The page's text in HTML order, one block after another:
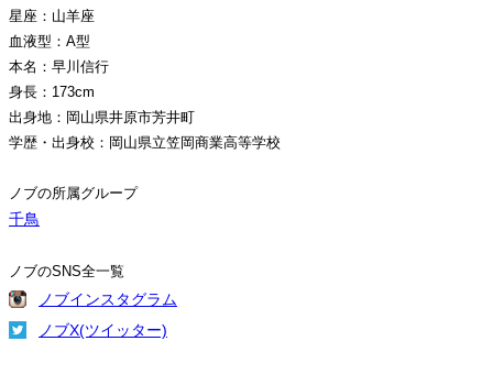
星座：山羊座
血液型：A型
本名：早川信行
身長：173cm
出身地：岡山県井原市芳井町
学歴・出身校：岡山県立笠岡商業高等学校
ノブの所属グループ
千鳥
ノブのSNS全一覧
ノブインスタグラム
ノブX(ツイッター)